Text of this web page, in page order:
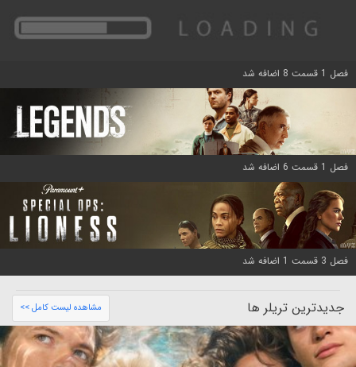
فصل 1 قسمت 8 اضافه شد
فصل 1 قسمت 6 اضافه شد
فصل 3 قسمت 1 اضافه شد
جدیدترین تریلر ها مشاهده لیست کامل >>